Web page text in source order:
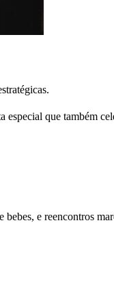
que também
e reencontros